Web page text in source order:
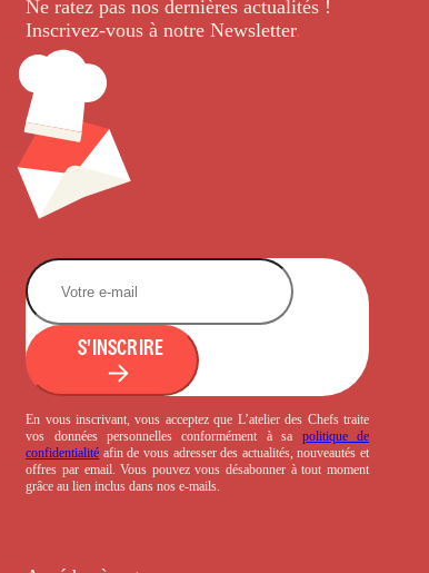
Ne ratez pas nos dernièresactualités !
Inscrivez-vous à notre Newsletter.
S'INSCRIRE
En vous inscrivant, vous acceptez que L’atelier des Chefs traite
vos données personnelles conformément à sa politique de
confidentialité afin de vous adresser des actualités, nouveautés et
offres par email. Vous pouvez vous désabonner à tout moment
grâce au lien inclus dans nos e-mails.